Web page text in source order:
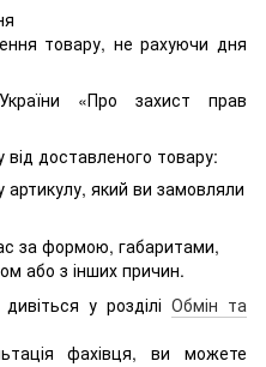
товару, не рахуючи дня
«Про захист прав
доставленого товару:
артикулу, який ви замовляли
за формою, габаритами,
або з інших причин.
у розділі Обмін та
фахівця, ви можете